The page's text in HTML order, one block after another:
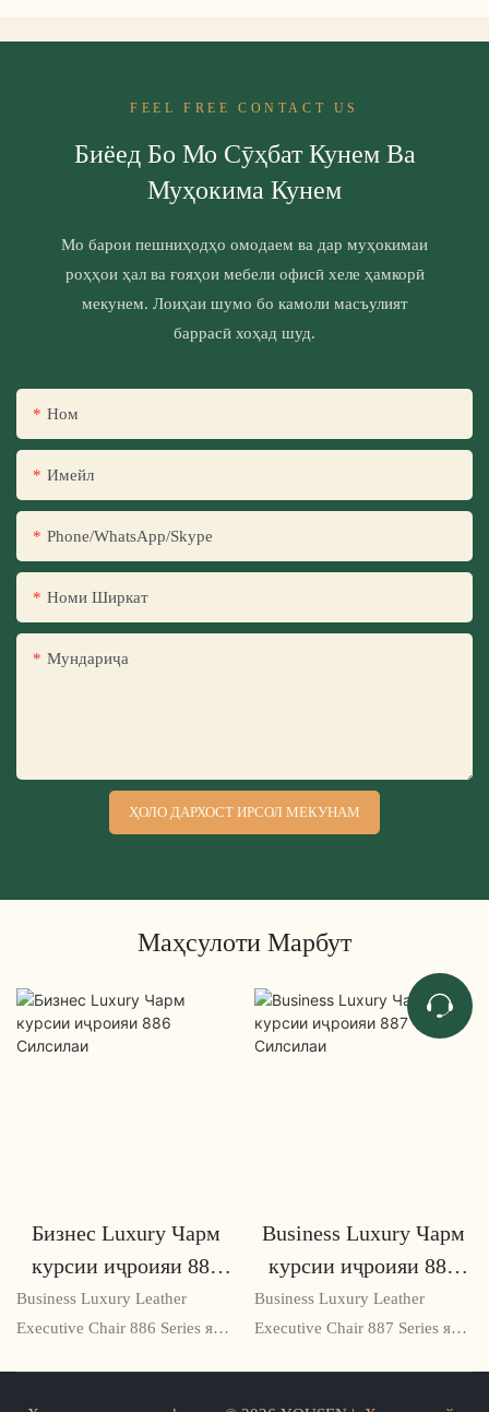
FEEL FREE CONTACT US
Биёед Бо Мо Сӯҳбат Кунем Ва
Муҳокима Кунем
Мо барои пешниҳодҳо омодаем ва дар муҳокимаи
роҳҳои ҳал ва ғояҳои мебели офисӣ хеле ҳамкорӣ
мекунем. Лоиҳаи шумо бо камоли масъулият
баррасӣ хоҳад шуд.
Ном
Имейл
Phone/WhatsApp/Skype
Номи Ширкат
Мундариҷа
ҲОЛО ДАРХОСТ ИРСОЛ МЕКУНАМ
Маҳсулоти Марбут
Бизнес Luxury Чарм
курсии иҷроияи 886
Силсилаи
Business Luxury Leather
Executive Chair 886 Series як
Business Luxury Чарм
курсии иҷроияи 887
Силсилаи
Business Luxury Leather
Executive Chair 887 Series як